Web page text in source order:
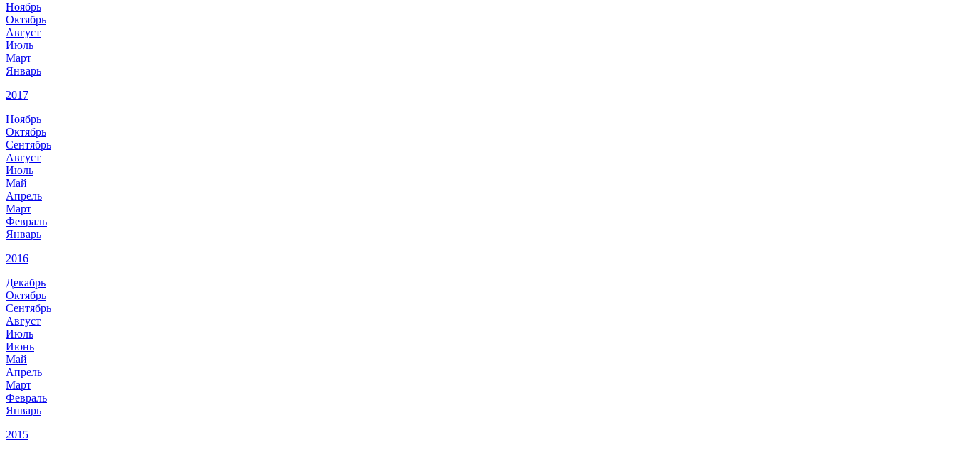
Ноябрь
Октябрь
Август
Июль
Март
Январь
2017
Ноябрь
Октябрь
Сентябрь
Август
Июль
Май
Апрель
Март
Февраль
Январь
2016
Декабрь
Октябрь
Сентябрь
Август
Июль
Июнь
Май
Апрель
Март
Февраль
Январь
2015